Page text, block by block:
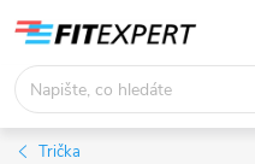
obsah
Trička